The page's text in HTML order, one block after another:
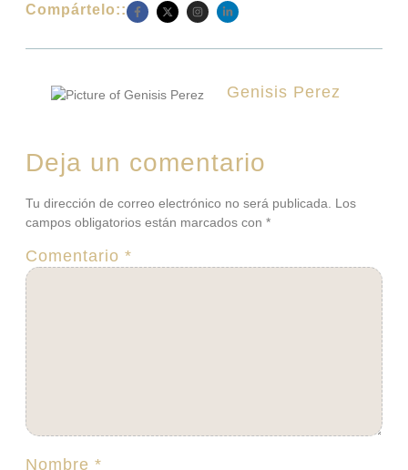
Compártelo::
Genisis Perez
Deja un comentario
Tu dirección de correo electrónico no será publicada.
Comentario*